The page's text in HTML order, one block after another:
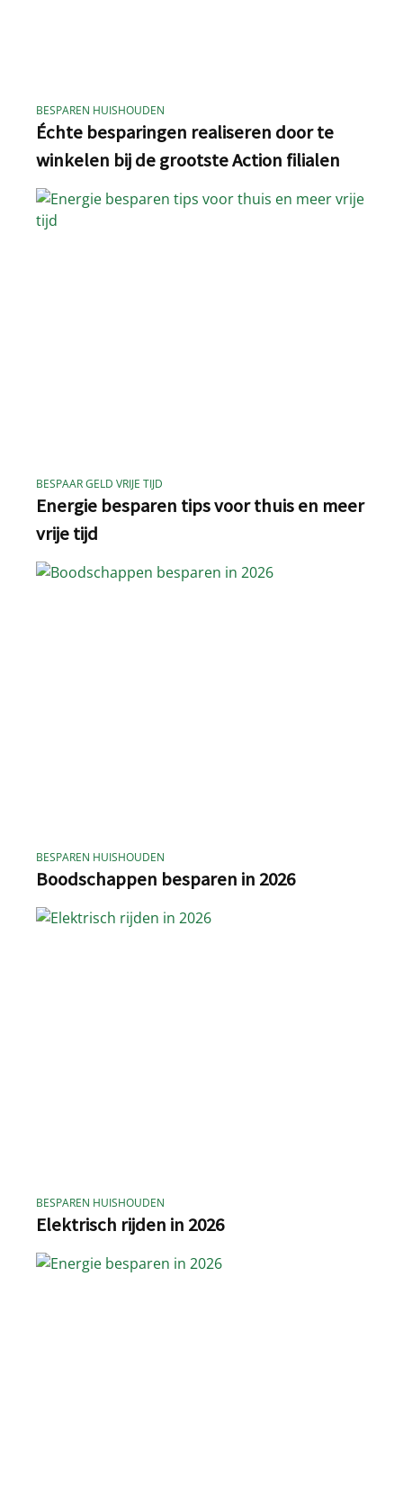
BESPAREN HUISHOUDEN
Échte besparingen realiseren door te
winkelen bij de grootste Action filialen
BESPAAR GELD VRIJE TIJD
Energie besparen tips voor thuis en meer
vrije tijd
BESPAREN HUISHOUDEN
Boodschappen besparen in 2026
BESPAREN HUISHOUDEN
Elektrisch rijden in 2026